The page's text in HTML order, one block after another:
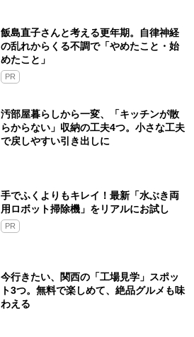
飯島直子さんと考える更年期。自律神経
の乱れからくる不調で「やめたこと・始
めたこと」
PR
汚部屋暮らしから一変、「キッチンが散
らからない」収納の工夫4つ。小さな工夫
で戻しやすい引き出しに
手でふくよりもキレイ！最新「水ぶき両
用ロボット掃除機」をリアルにお試し
PR
今行きたい、関西の「工場見学」スポッ
ト3つ。無料で楽しめて、絶品グルメも味
わえる